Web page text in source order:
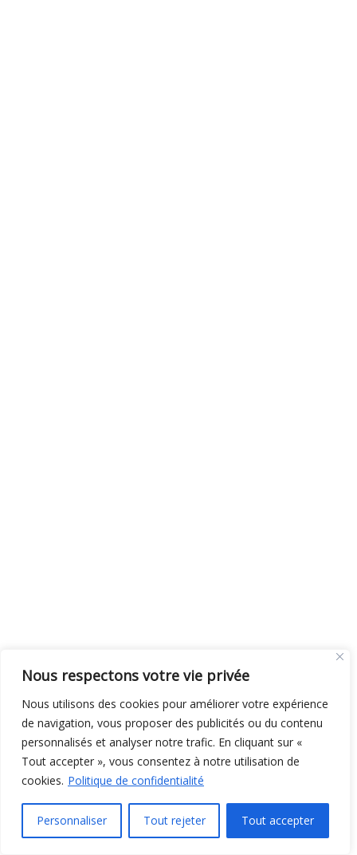
Nous respectons votre vie privée
Nous utilisons des cookies pour améliorer votre expérience
de navigation, vous proposer des publicités ou du contenu
personnalisés et analyser notre trafic. En cliquant sur «
Tout accepter », vous consentez à notre utilisation de
cookies. Politique de confidentialité
Personnaliser Tout rejeter Tout accepter